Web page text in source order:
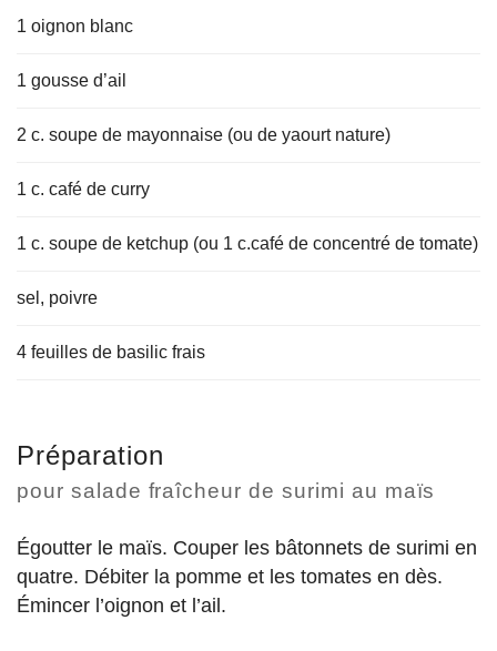
1 oignon blanc
1 gousse d’ail
2 c. soupe de mayonnaise (ou de yaourt nature)
1 c. café de curry
1 c. soupe de ketchup (ou 1 c.café de concentré de tomate)
sel, poivre
4 feuilles de basilic frais
Préparation
pour salade fraîcheur de surimi au maïs
Égoutter le maïs. Couper les bâtonnets de surimi en
quatre. Débiter la pomme et les tomates en dès.
Émincer l’oignon et l’ail.